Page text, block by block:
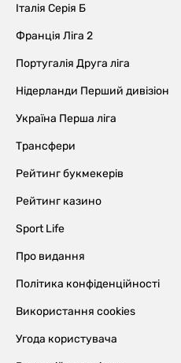
Італія Серія Б
Франція Ліга 2
Португалія Друга ліга
Нідерланди Перший дивізіон
Україна Перша ліга
Трансфери
Рейтинг букмекерів
Рейтинг казино
Sport Life
Про видання
Політика конфіденційності
Використання cookies
Угода користувача